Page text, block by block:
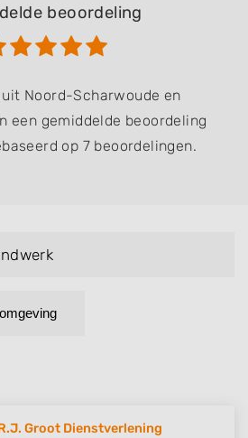
beoordeling
Noord-Scharwoude en
een gemiddelde beoordeling
op 7 beoordelingen.
Groot Dienstverlening